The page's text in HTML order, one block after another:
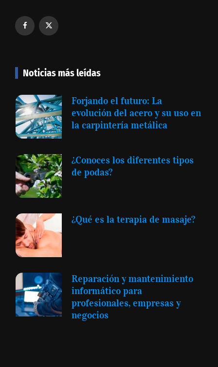
Noticias más leídas
Forjando el futuro: La
evolución del acero y su uso en
la carpintería metálica
¿Conoces los diferentes tipos
de podas?
¿Qué es la terapia de masaje?
Reparación y mantenimiento
informático para
profesionales, empresas y
negocios